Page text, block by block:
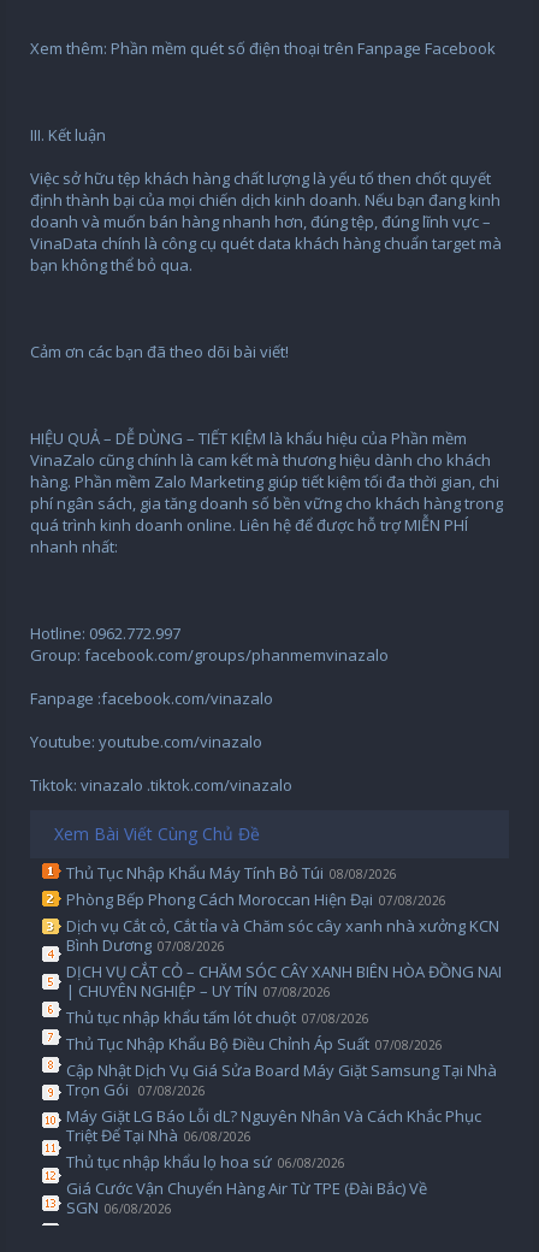
Xem thêm: Phần mềm quét số điện thoại trên Fanpage Facebook
III. Kết luận
Việc sở hữu tệp khách hàng chất lượng là yếu tố then chốt quyết
định thành bại của mọi chiến dịch kinh doanh. Nếu bạn đang kinh
doanh và muốn bán hàng nhanh hơn, đúng tệp, đúng lĩnh vực –
VinaData chính là công cụ quét data khách hàng chuẩn target mà
bạn không thể bỏ qua.
Cảm ơn các bạn đã theo dõi bài viết!
HIỆU QUẢ – DỄ DÙNG – TIẾT KIỆM là khẩu hiệu của Phần mềm
VinaZalo cũng chính là cam kết mà thương hiệu dành cho khách
hàng. Phần mềm Zalo Marketing giúp tiết kiệm tối đa thời gian, chi
phí ngân sách, gia tăng doanh số bền vững cho khách hàng trong
quá trình kinh doanh online. Liên hệ để được hỗ trợ MIỄN PHÍ
nhanh nhất:
Hotline: 0962.772.997
Group: facebook.com/groups/phanmemvinazalo
Fanpage :facebook.com/vinazalo
Youtube: youtube.com/vinazalo
Tiktok: vinazalo .tiktok.com/vinazalo
Xem Bài Viết Cùng Chủ Đề
Thủ Tục Nhập Khẩu Máy Tính Bỏ Túi 08/08/2026
Phòng Bếp Phong Cách Moroccan Hiện Đại 07/08/2026
Dịch vụ Cắt cỏ, Cắt tỉa và Chăm sóc cây xanh nhà xưởng KCN
Bình Dương 07/08/2026
DỊCH VỤ CẮT CỎ – CHĂM SÓC CÂY XANH BIÊN HÒA ĐỒNG NAI
| CHUYÊN NGHIỆP – UY TÍN 07/08/2026
Thủ tục nhập khẩu tấm lót chuột 07/08/2026
Thủ Tục Nhập Khẩu Bộ Điều Chỉnh Áp Suất 07/08/2026
Cập Nhật Dịch Vụ Giá Sửa Board Máy Giặt Samsung Tại Nhà
Trọn Gói ️
07/08/2026
Máy Giặt LG Báo Lỗi dL? Nguyên Nhân Và Cách Khắc Phục
Triệt Để Tại Nhà 06/08/2026
Thủ tục nhập khẩu lọ hoa sứ 06/08/2026
Giá Cước Vận Chuyển Hàng Air Từ TPE (Đài Bắc) Về
SGN 06/08/2026